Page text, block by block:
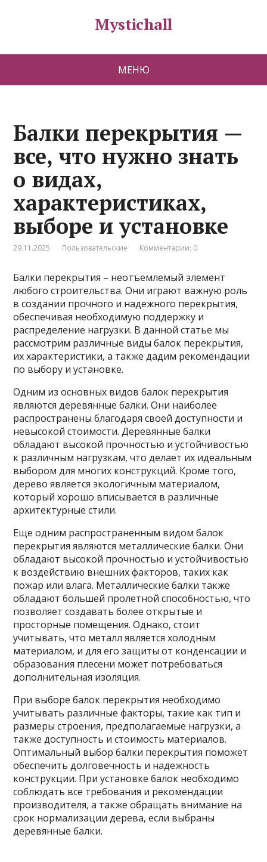
Mystichall
МЕНЮ
Балки перекрытия —
все, что нужно знать
о видах,
характеристиках,
выборе и установке
29.11.2025 Пользовательские Комментарии: 0
Балки перекрытия – неотъемлемый элемент
любого строительства. Они играют важную роль
в создании прочного и надежного перекрытия,
обеспечивая необходимую поддержку и
распределение нагрузки. В данной статье мы
рассмотрим различные виды балок перекрытия,
иххарактеристики, а также дадим рекомендации
по выбору и установке.
Одним из основных видов балок перекрытия
являются деревянные балки. Они наиболее
распространены благодаря своей доступности и
невысокой стоимости. Деревянные балки
обладают высокой прочностью и устойчивостью
к различным нагрузкам, что делает их идеальным
выбором для многих конструкций. Кроме того,
дерево является экологичным материалом,
который хорошо вписывается в различные
архитектурные стили.
Еще одним распространенным видом балок
перекрытия являются металлические балки. Они
обладают высокой прочностью и устойчивостью
к воздействию внешних факторов, таких как
пожар или влага. Металлические балки также
обладают большей пролетной способностью, что
позволяет создавать более открытые и
просторные помещения. Однако, стоит
учитывать, что металл является холодным
материалом, и для его защиты от конденсации и
образования плесени может потребоваться
дополнительная изоляция.
При выборе балок перекрытия необходимо
учитывать различные факторы, такие как тип и
размеры строения, предполагаемые нагрузки, а
также доступность и стоимость материалов.
Оптимальный выбор балки перекрытия поможет
обеспечить долговечность и надежность
конструкции. При установке балок необходимо
соблюдать все требования и рекомендации
производителя, а также обращать внимание на
срок нормализации дерева, если выбраны
деревянные балки.